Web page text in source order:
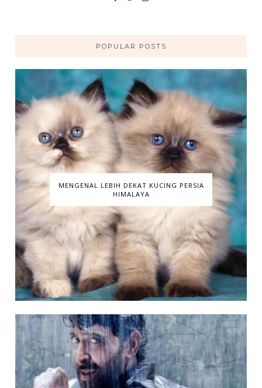
POPULAR POSTS
MENGENAL LEBIH DEKAT KUCING PERSIA
HIMALAYA